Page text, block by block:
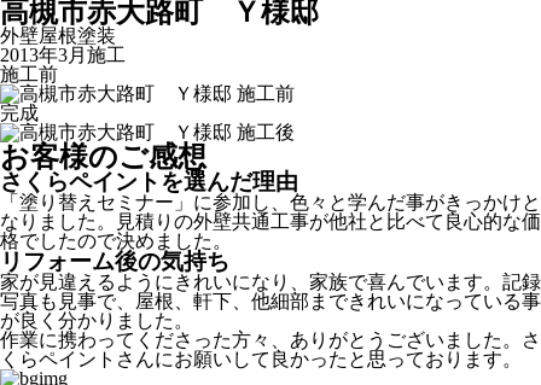
高槻市赤大路町 Ｙ様邸
外壁屋根塗装
2013年3月施工
施工前
完成
お客様のご感想
さくらペイントを選んだ理由
「塗り替えセミナー」に参加し、色々と学んだ事がきっかけと
なりました。見積りの外壁共通工事が他社と比べて良心的な価
格でしたので決めました。
リフォーム後の気持ち
家が見違えるようにきれいになり、家族で喜んでいます。記録
写真も見事で、屋根、軒下、他細部まできれいになっている事
が良く分かりました。
作業に携わってくださった方々、ありがとうございました。さ
くらペイントさんにお願いして良かったと思っております。